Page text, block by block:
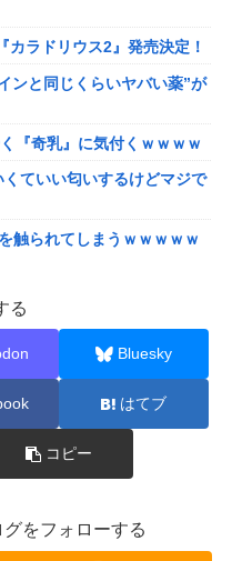
カラドリウス2』発売決定！
ンと同じくらいヤバい薬”が
『奇乳』に気付くｗｗｗｗ
ていい匂いするけどマジで
触られてしまうｗｗｗｗｗ
ポケ斎藤は口封じに被害
」←1万いいね
る
ん、対面で高須幹弥にブチ
タの量がバグってると話題
る
Bluesky
はてブ
コピー
をフォローする